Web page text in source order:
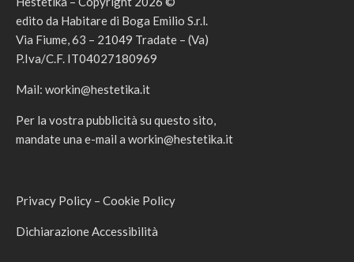
edito da Habitare di Boga Emilio S.r.l.
Via Fiume, 63 – 21049 Tradate – (Va)
P.Iva/C.F. IT04027180969
Mail: workin@hestetika.it
Per la vostra pubblicità su questo sito,
mandate una e-mail a workin@hestetika.it
Privacy Policy – Cookie Policy
Dichiarazione Accessibilità